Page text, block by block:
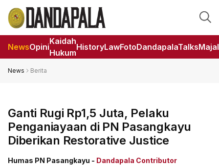
NewsOpini
Kaidah
Hukum
HistoryLawFotoDandapalaTalks
News Berita
Ganti Rugi Rp1,5 Juta, Pelaku
Penganiayaan di PN Pasangkayu
Diberikan Restorative Justice
Humas PN Pasangkayu - Dandapala Contributor